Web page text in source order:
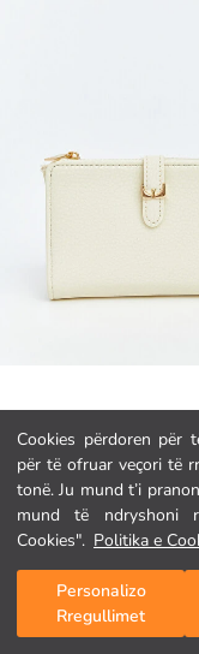
Cookies përdoren për
për të ofruar veçori të
tonë. Ju mund t’i
mund të ndryshoni
Cookies". Politika e
Personalizo
Rregullimet
Portofol gamshe për gra
8.95 EUR